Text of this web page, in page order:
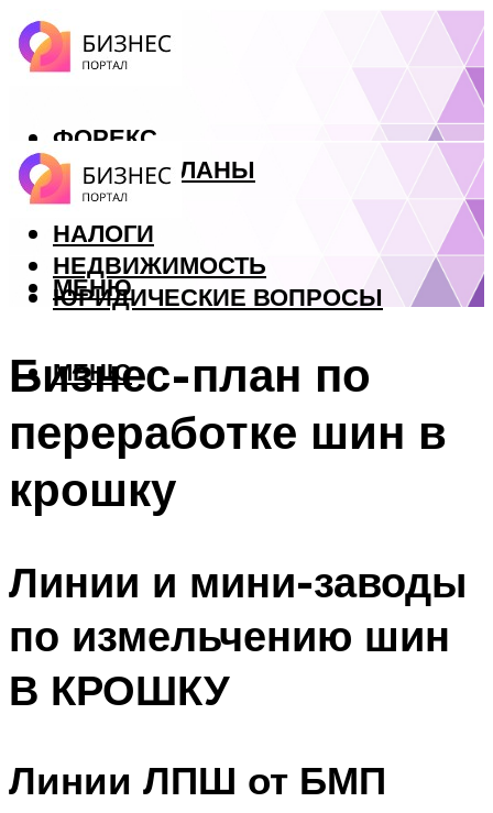
ФОРЕКС
БИЗНЕС ПЛАНЫ
КРЕДИТЫ
НАЛОГИ
НЕДВИЖИМОСТЬ
ЮРИДИЧЕСКИЕ ВОПРОСЫ
МЕНЮ
МЕНЮ
Бизнес-план по
переработке шин в
крошку
Линии и мини-заводы
по измельчению шин
В КРОШКУ
Линии ЛПШ от БМП